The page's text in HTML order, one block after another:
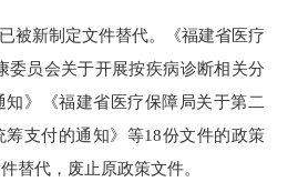
被新制定文件替代。《福建省医疗
委员会关于开展按疾病诊断相关分
》《福建省医疗保障局关于第二
支付的通知》等18份文件的政策
替代，废止原政策文件。